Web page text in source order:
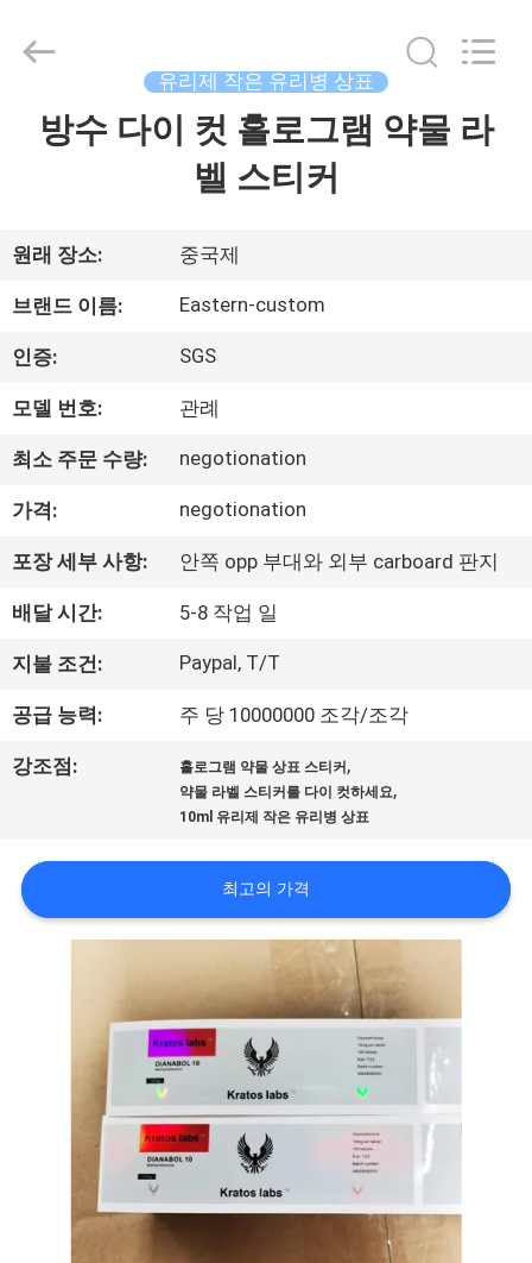
품
우
리
하
여
공
장
여
품
2017
Industry
유리제 작은 유리병 상표
방수 다이 컷 홀로그램 약물 라
벨 스티커
원래 장소: 중국제
브랜드 이름: Eastern-custom
인증: SGS
모델 번호: 관례
최소 주문 수량: negotionation
가격: negotionation
포장 세부 사항: 안쪽 opp 부대와 외부 carboard 판지
배달 시간: 5-8 작업 일
지불 조건: Paypal, T/T
공급 능력: 주 당 10000000 조각/조각
강조점: 홀로그램 약물 상표 스티커 ,
약물 라벨 스티커를 다이 컷하세요,
10ml 유리제 작은 유리병 상표
최고의 가격